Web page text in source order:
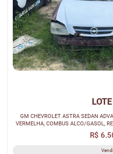
GM CHEVROLET ASTRA SEDAN
VERMELHA, COMBUS ALCO/GASOL,
R$